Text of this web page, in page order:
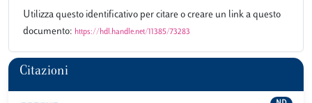
Utilizza questo identificativo per citare o creare un link a questo
documento: https://hdl.handle.net/11385/73283
Citazioni